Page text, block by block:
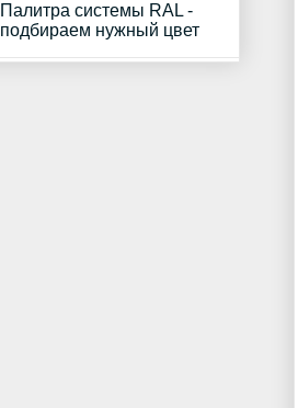
Палитра системы RAL -
подбираем нужный цвет